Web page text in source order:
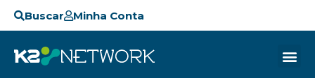
Buscar Minha Conta